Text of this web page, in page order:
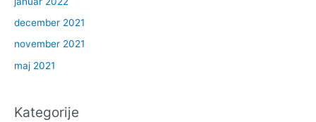
december 2021
november 2021
maj 2021
Kategorije